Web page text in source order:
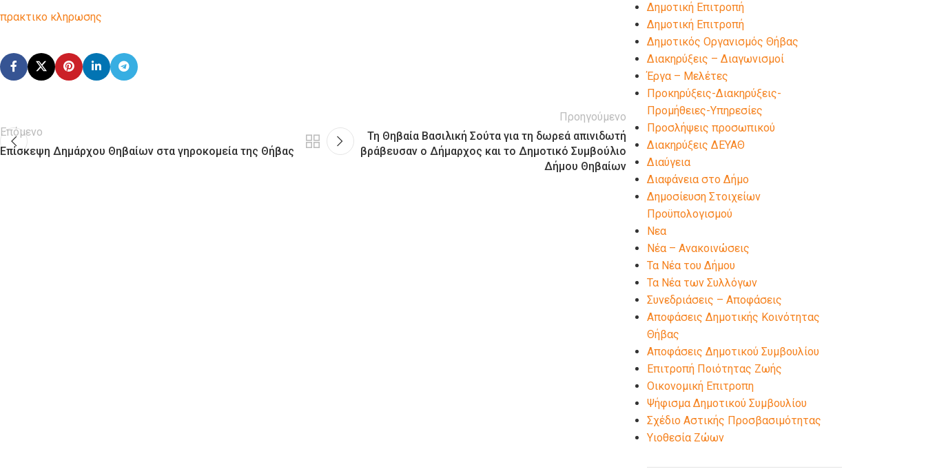
πρακτικο κληρωσης
Επόμενο
Επίσκεψη Δημάρχου Θηβαίων στα γηροκομεία της Θήβας
Προηγούμενο
Τη Θηβαία Βασιλική Σούτα για τη δωρεά απινιδωτή
βράβευσαν ο Δήμαρχος και το Δημοτικό Συμβούλιο
Δήμου Θηβαίων
Δημοτική Επιτροπή
Δημοτική Επιτροπή
Δημοτικός Οργανισμός Θήβας
Διακηρύξεις – Διαγωνισμοί
Έργα – Μελέτες
Προκηρύξεις-Διακηρύξεις-
Προμήθειες-Υπηρεσίες
Προσλήψεις προσωπικού
Διακηρύξεις ΔΕΥΑΘ
Διαύγεια
Διαφάνεια στο Δήμο
Δημοσίευση Στοιχείων
Προϋπολογισμού
Νεα
Νέα – Ανακοινώσεις
Τα Νέα του Δήμου
Τα Νέα των Συλλόγων
Συνεδριάσεις – Αποφάσεις
Αποφάσεις Δημοτικής Κοινότητας
Θήβας
Αποφάσεις Δημοτικού Συμβουλίου
Επιτροπή Ποιότητας Ζωής
Οικονομική Επιτροπη
Ψήφισμα Δημοτικού Συμβουλίου
Σχέδιο Αστικής Προσβασιμότητας
Υιοθεσία Ζώων